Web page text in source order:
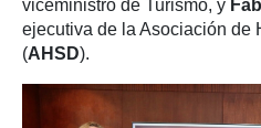
viceministro de Turismo, y
ejecutiva de la Asociación de
(AHSD).